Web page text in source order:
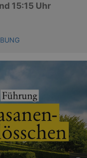
15:15 Uhr